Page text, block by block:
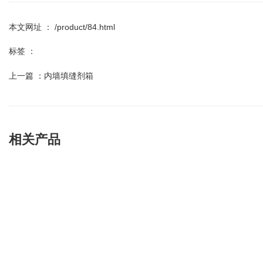
本文网址 ： /product/84.html
标签 ：
上一篇 ： 内墙填缝剂箱
相关产品